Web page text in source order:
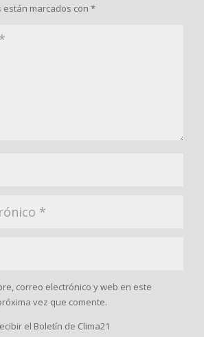
marcados con *
correo electrónico y web en este
vez que comente.
el Boletín de Clima21